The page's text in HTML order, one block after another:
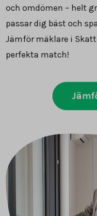
och omdömen – helt
passar dig bäst och
Jämför mäklare i
perfekta match!